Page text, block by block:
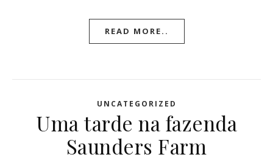
READ MORE..
UNCATEGORIZED
Uma tarde na fazenda
Saunders Farm